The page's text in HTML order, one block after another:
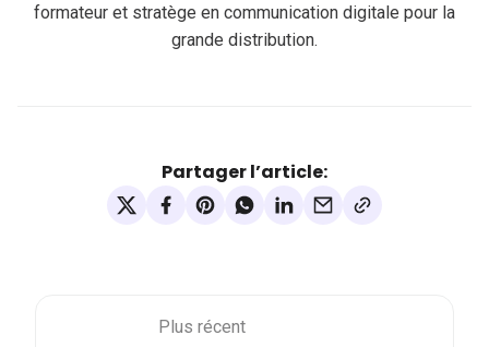
formateur et stratège en communication digitale pour la
grande distribution.
Partager l’article:
Plus récent